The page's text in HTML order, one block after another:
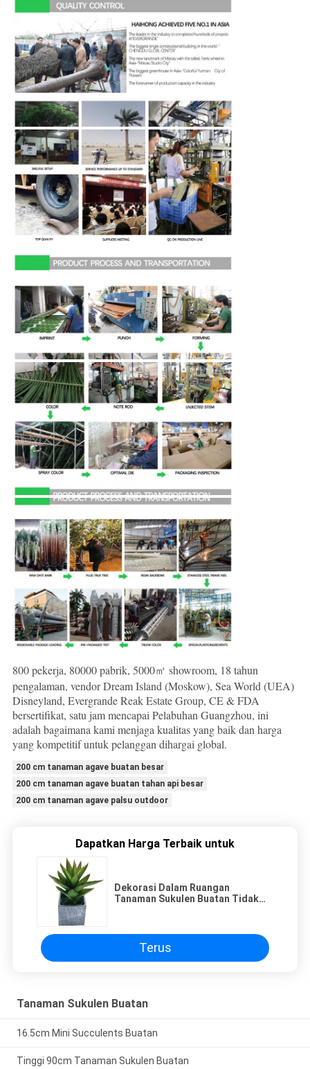
800 pekerja, 80000 pabrik, 5000㎡ showroom, 18 tahun
pengalaman, vendor Dream Island (Moskow), Sea World (UEA)
Disneyland, Evergrande Reak Estate Group, CE & FDA
bersertifikat, satu jam mencapai Pelabuhan Guangzhou, ini
adalah bagaimana kami menjaga kualitas yang baik dan harga
yang kompetitif untuk pelanggan dihargai global.
200 cm tanaman agave buatan besar
200 cm tanaman agave buatan tahan api besar
200 cm tanaman agave palsu outdoor
Dapatkan Harga Terbaik untuk
Dekorasi Dalam Ruangan
Tanaman Sukulen Buatan Tidak
Lebih Dahulu Untuk Meja Hotel
Terus
Tanaman Sukulen Buatan
16.5cm Mini Succulents Buatan
Tinggi 90cm Tanaman Sukulen Buatan